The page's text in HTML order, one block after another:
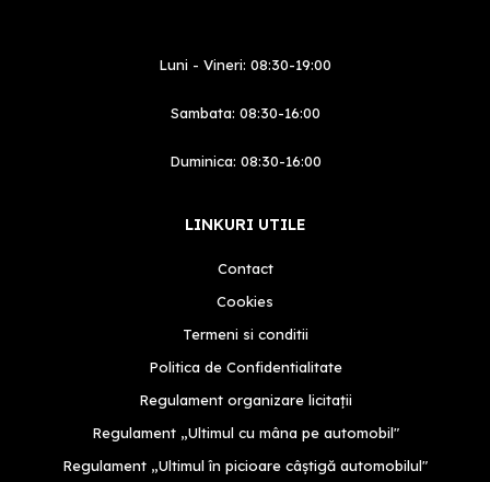
Luni - Vineri: 08:30-19:00
Sambata: 08:30-16:00
Duminica: 08:30-16:00
LINKURI UTILE
Contact
Cookies
Termeni si conditii
Politica de Confidentialitate
Regulament organizare licitații
Regulament „Ultimul cu mâna pe automobil"
Regulament „Ultimul în picioare câștigă automobilul"